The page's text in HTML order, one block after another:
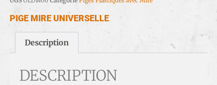
PIGE MIRE UNIVERSELLE
Description
DESCRIPTION